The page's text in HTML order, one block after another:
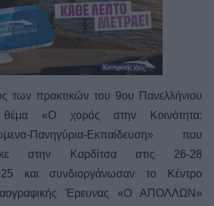
των πρακτικών του 9ου Πανελλήνιου
θέμα «Ο χορός στην Κοινότητα:
Πανηγύρια-Εκπαίδευση» που
στην Καρδίτσα στις 26-28
και συνδιοργάνωσαν το Κέντρο
Λαογραφικής Έρευνας «Ο ΑΠΟΛΛΩΝ»